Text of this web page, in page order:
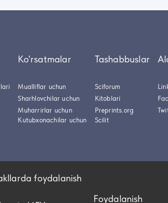
Ko'rsatmalar
Mualliflar uchun
Sharhlovchilar uchun
Muharrirlar uchun
Kutubxonachilar uchun
Tashabbuslar
Sciforum
Kitoblari
Preprints.org
Scilit
foydalanish
Foydalanish